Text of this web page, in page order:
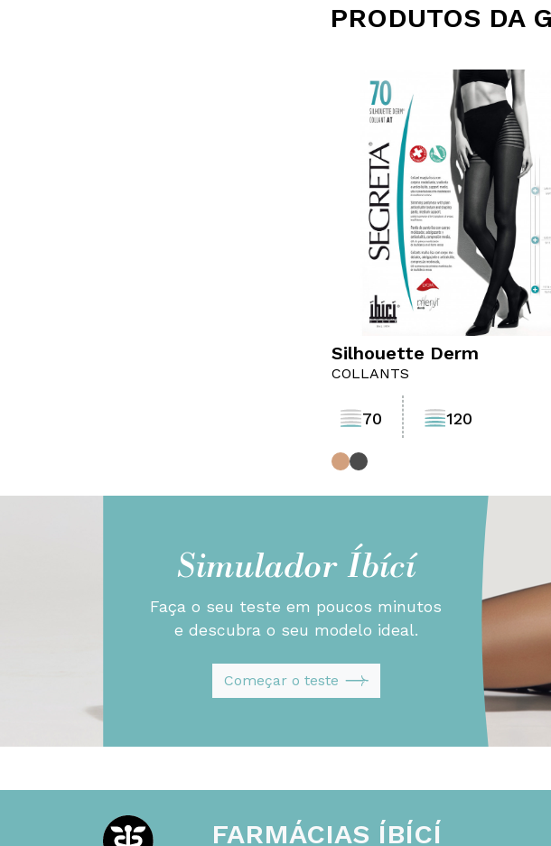
PRODUTOS DA
Tamanhos
Silhouette Derm
COLLANTS
70 120
Simulador Íbící
Faça o seu teste em poucos minutos
e descubra o seu modelo ideal.
Começar o teste
FARMÁCIAS ÍBÍCÍ